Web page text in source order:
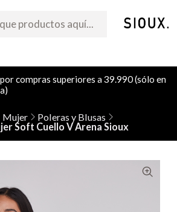
compras superiores a 39.990 (sólo en
Mujer
Poleras y Blusas
Soft Cuello V Arena Sioux